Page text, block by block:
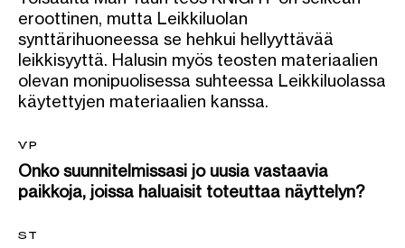
eroottinen, mutta Leikkiluolan
synttärihuoneessa se hehkui hellyyttävää
leikkisyyttä. Halusin myös teosten materiaalien
olevan monipuolisessa suhteessa Leikkiluolassa
käytettyjen materiaalien kanssa.
VP
Onko suunnitelmissasi jo uusia vastaavia
paikkoja, joissa haluaisit toteuttaa näyttelyn?
ST